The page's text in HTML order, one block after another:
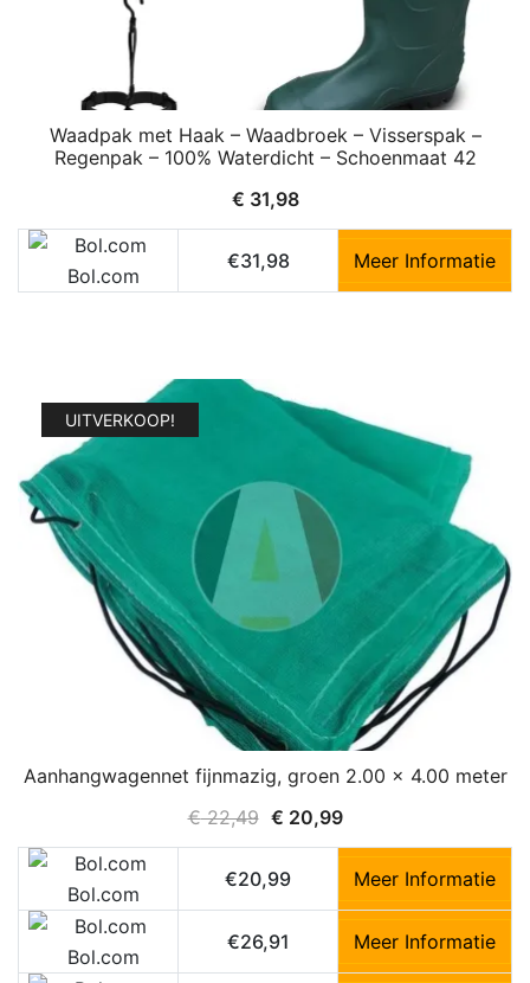
Waadpak met Haak – Waadbroek – Visserspak –
Regenpak – 100% Waterdicht – Schoenmaat 42
€ 31,98
Bol.com
€31,98 Meer Informatie
UITVERKOOP!
Aanhangwagennet fijnmazig, groen 2.00 x 4.00 meter
€22,49 Oorspronkelijke
prijs
was:
€ 22,49.
€ 20,99Huidige
prijs
is:
€ 20,99.
Bol.com
€20,99 Meer Informatie
Bol.com
€26,91 Meer Informatie